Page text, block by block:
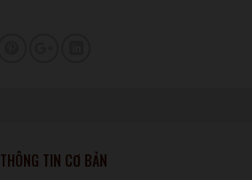
THÔNG TIN CƠ BẢN